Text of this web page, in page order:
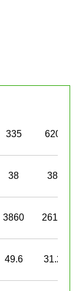
335 620
38 38
3860 2610
49.6 31.2